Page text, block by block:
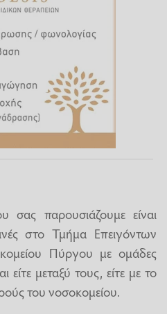
σας παρουσιάζουμε είναι
στο Τμήμα Επειγόντων
Πύργου με ομάδες
μεταξύ τους, είτε με το
του νοσοκομείου.